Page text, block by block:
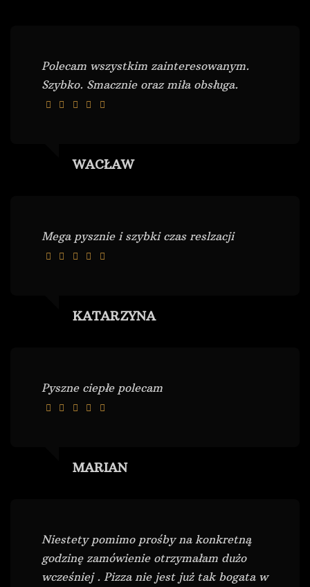
Polecam wszystkim zainteresowanym.
Szybko. Smacznie oraz miła obsługa.
WACŁAW
Mega pysznie i szybki czas reslzacji
KATARZYNA
Pyszne ciepłe polecam
MARIAN
Niestety pomimo prośby na konkretną
godzinę zamówienie otrzymałam dużo
wcześniej . Pizza nie jest już tak bogata w